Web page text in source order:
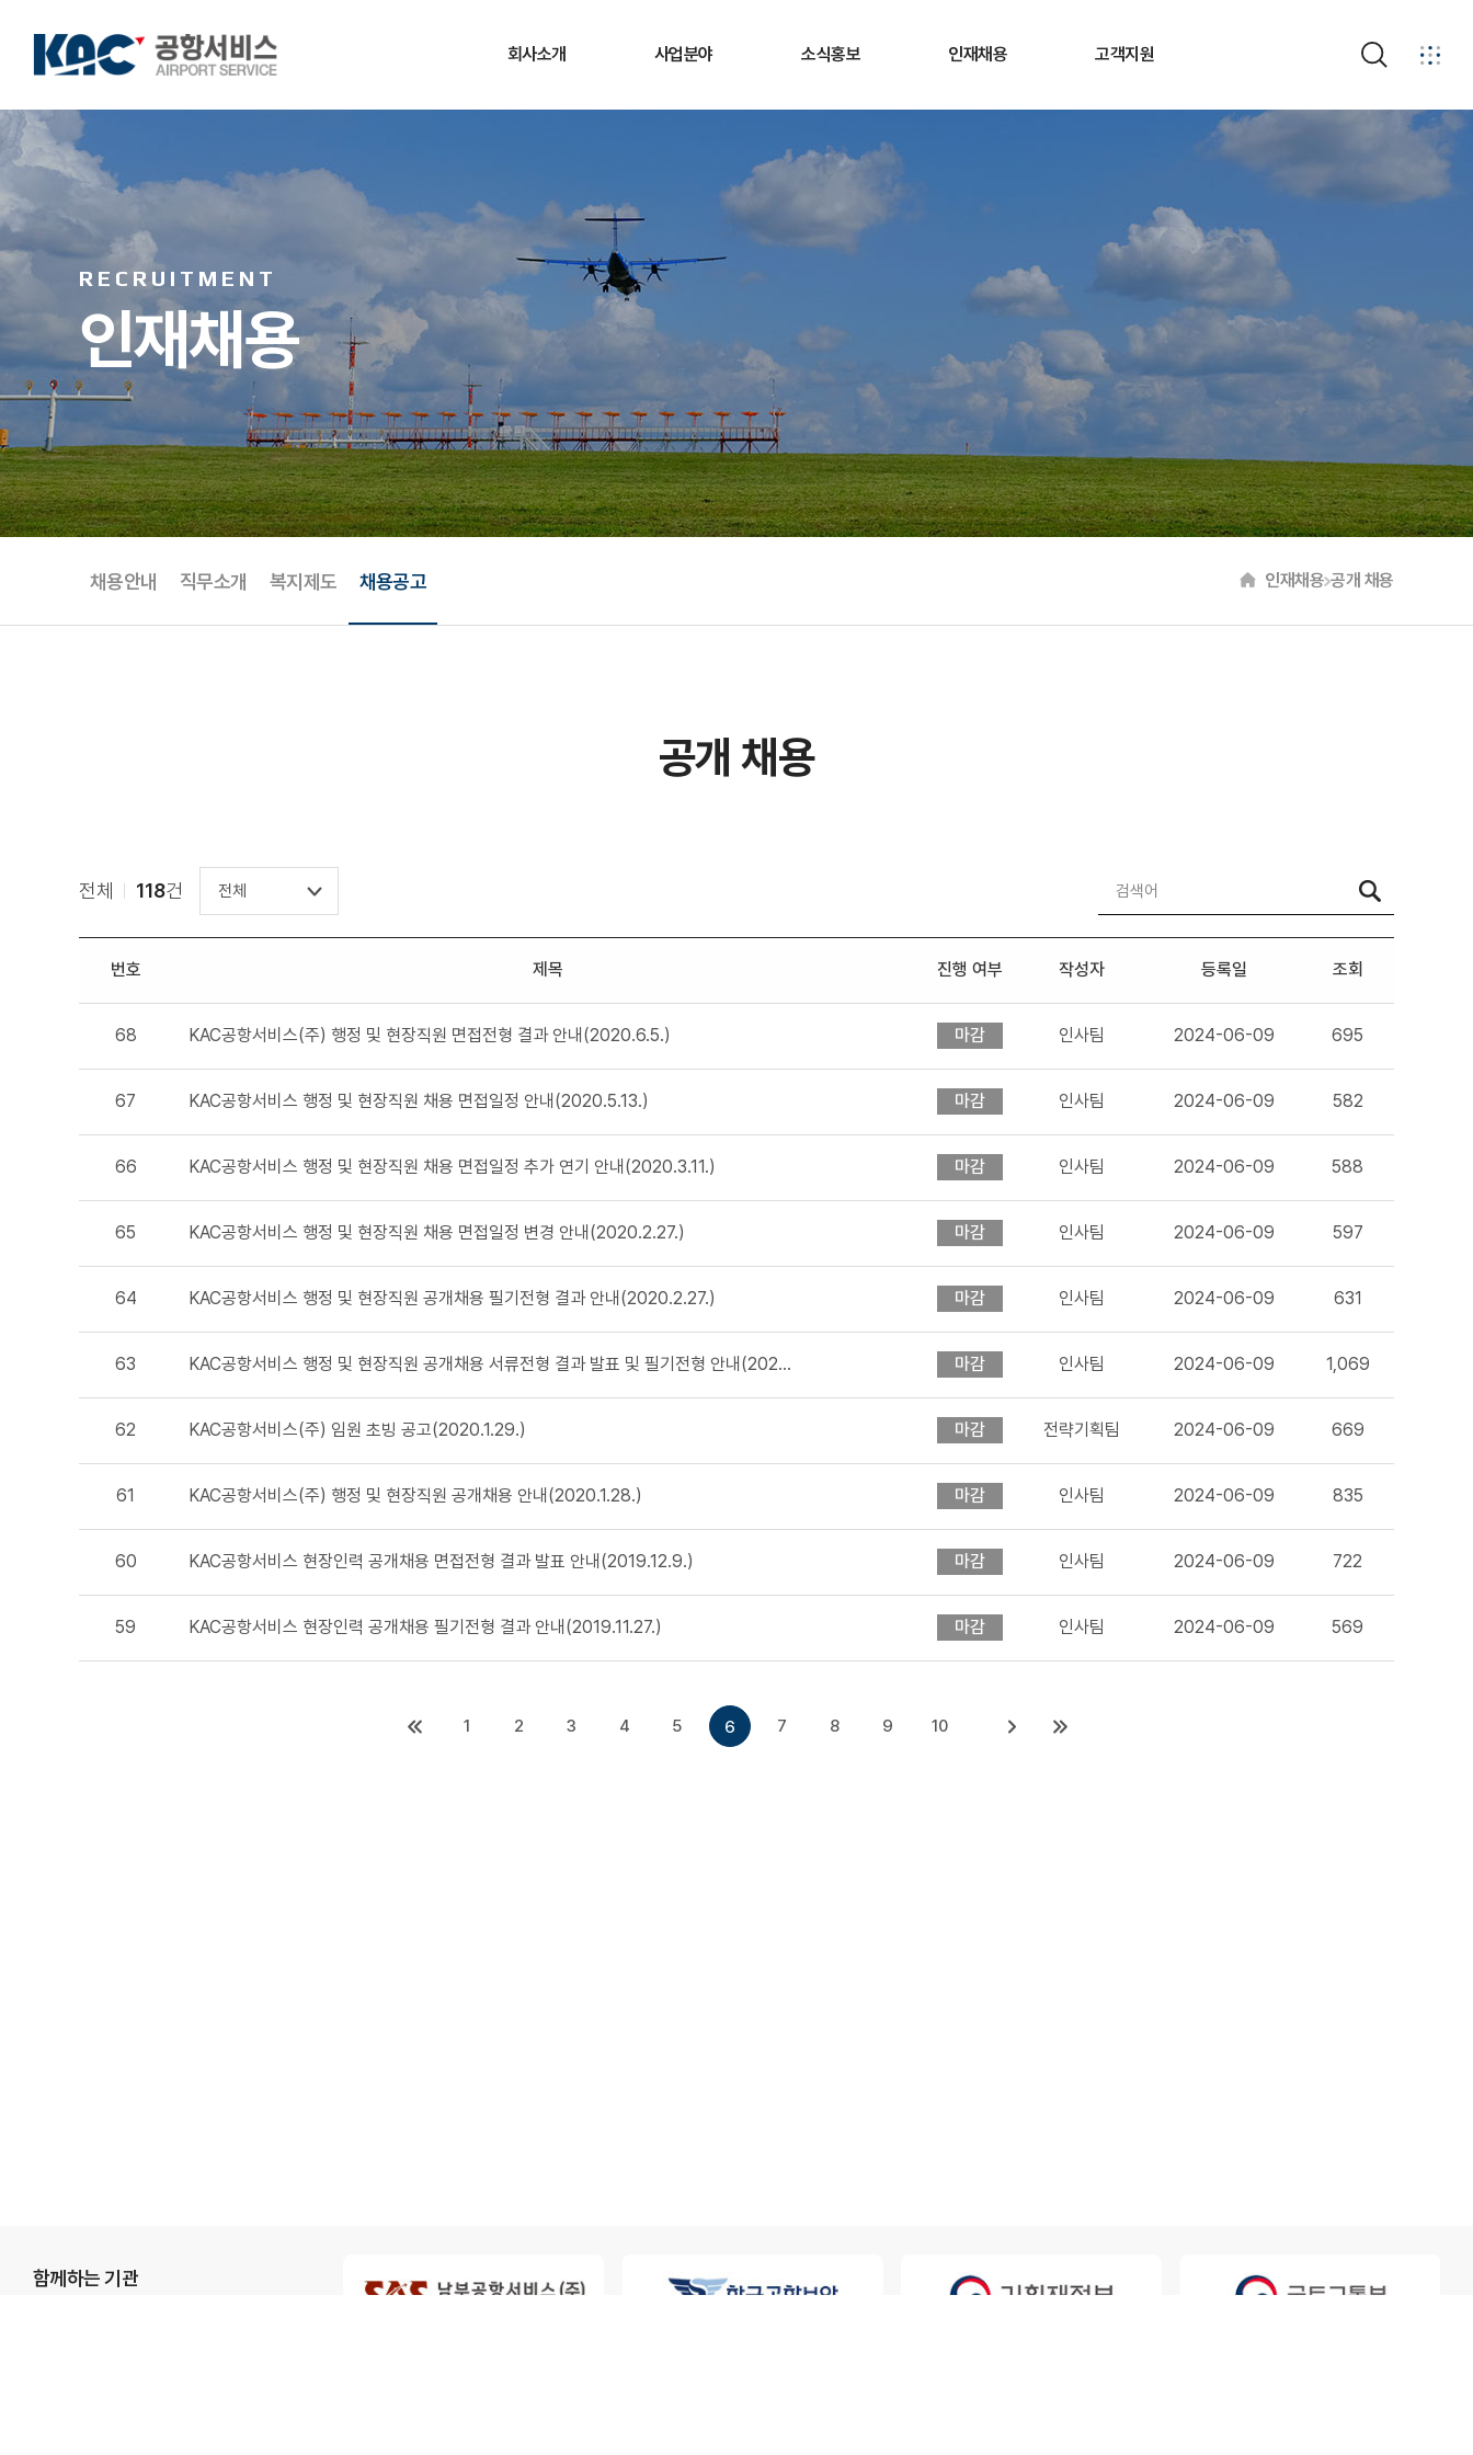
회사소개
조직현황
오시는길
사업분야 소식홍보
공지사항
청렴게시판
인재채용 고객지원
부패비리신고
검색
RECRUITMENT
인재채용
채용안내 직무소개 복지제도 채용공고 인재채용 공개 채용
공개 채용
전체 118건
번호 제목 진행 여부 작성자 등록일 조회
68 KAC공항서비스(주) 행정 및 현장직원 면접전형 결과 안내(2020.6.5.) 마감 인사팀 2024-06-09 695
67 KAC공항서비스 행정 및 현장직원 채용 면접일정 안내(2020.5.13.) 마감 인사팀 2024-06-09 582
66 KAC공항서비스 행정 및 현장직원 채용 면접일정 추가 연기 안내(2020.3.11.) 마감 인사팀 2024-06-09 588
65 KAC공항서비스 행정 및 현장직원 채용 면접일정 변경 안내(2020.2.27.) 마감 인사팀 2024-06-09 597
64 KAC공항서비스 행정 및 현장직원 공개채용 필기전형 결과 안내(2020.2.27.) 마감 인사팀 2024-06-09 631
63 KAC공항서비스 행정 및 현장직원 공개채용 서류전형 결과 발표 및 필기전형 안내(202... 마감 인사팀 2024-06-09 1,069
62 KAC공항서비스(주) 임원 초빙 공고(2020.1.29.) 마감 전략기획팀 2024-06-09 669
61 KAC공항서비스(주) 행정 및 현장직원 공개채용 안내(2020.1.28.) 마감 인사팀 2024-06-09 835
60 KAC공항서비스 현장인력 공개채용 면접전형 결과 발표 안내(2019.12.9.) 마감 인사팀 2024-06-09 722
59 KAC공항서비스 현장인력 공개채용 필기전형 결과 안내(2019.11.27.) 마감 인사팀 2024-06-09 569
1 2 3 4 5 6 7 8 9 10
함께하는 기관